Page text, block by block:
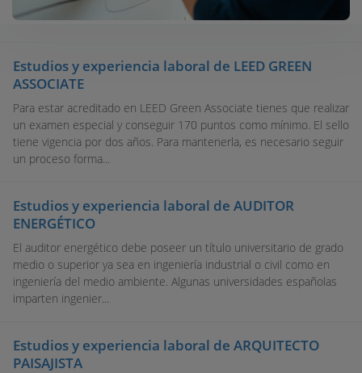
Estudios y experiencia laboral de LEED GREEN
ASSOCIATE
Para estar acreditado en LEED Green Associate tienes que realizar
un examen especial y conseguir 170 puntos como mínimo. El sello
tiene vigencia por dos años. Para mantenerla, es necesario seguir
un proceso forma...
Estudios y experiencia laboral de AUDITOR
ENERGÉTICO
El auditor energético debe poseer un título universitario de grado
medio o superior ya sea en ingeniería industrial o civil como en
ingeniería del medio ambiente. Algunas universidades españolas
imparten ingenier...
Estudios y experiencia laboral de ARQUITECTO
PAISAJISTA